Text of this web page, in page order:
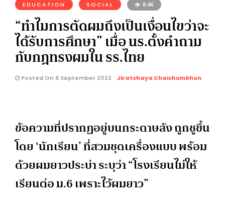
EDUCATION SOCIAL 8.4K
“ทำไมการตัดผมถึงเป็นเงื่อนไขว่าจะ
ได้รับการศึกษา” เมื่อ นร.ตั้งคำถาม
กับกฎทรงผมใน รร.ไทย
Posted On 6 September 2022 Jiratchaya Chaichumkhun
ข้อความที่ปรากฏอยู่บนกระดาษลัง ถูกชูขึ้น
โดย ‘นักเรียน’ ที่สวมชุดเครื่องแบบ พร้อม
ด้วยผมยาวประบ่า ระบุว่า “โรงเรียนไม่ให้
เรียนต่อ ม.6 เพราะไว้ผมยาว”